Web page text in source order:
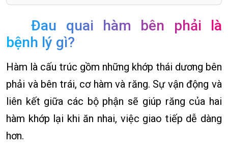
Đau quai hàm bên phải là
bệnh lý gì?
Hàm là cấu trúc gồm những khớp thái dương bên
phải và bên trái, cơ hàm và răng. Sự vận động và
liên kết giữa các bộ phận sẽ giúp răng của hai
hàm khớp lại khi ăn nhai, việc giao tiếp dễ dàng
hơn.